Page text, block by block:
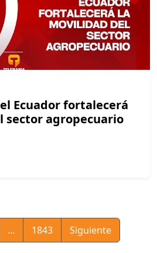
Ecuador fortalecerá
sector agropecuario
... 1843 Siguiente